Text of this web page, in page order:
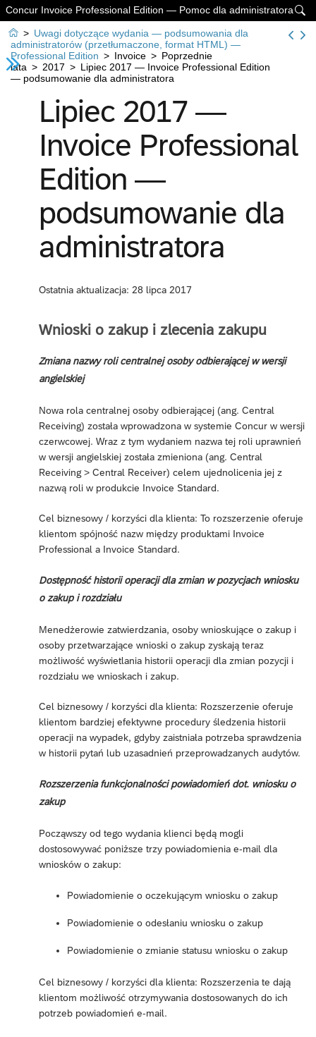

Concur Invoice Professional Edition — Pomoc dla administratora
 > Uwagi dotyczące wydania — podsumowania dla
administratorów (przetłumaczone, format HTML) —
Professional Edition > Invoice > Poprzednie
lata > 2017 > Lipiec 2017 — Invoice Professional Edition
— podsumowanie dla administratora
Lipiec 2017 —
Invoice Professional
Edition —
podsumowanie dla
administratora
Ostatnia aktualizacja: 28 lipca 2017
Wnioski o zakup i zlecenia zakupu
Zmiana nazwy roli centralnej osoby odbierającej w wersji
angielskiej
Nowa rola centralnej osoby odbierającej (ang. Central
Receiving) została wprowadzona w systemie Concur w wersji
czerwcowej. Wraz z tym wydaniem nazwa tej roli uprawnień
w wersji angielskiej została zmieniona (ang. Central
Receiving > Central Receiver) celem ujednolicenia jej z
nazwą roli w produkcie Invoice Standard.
Cel biznesowy / korzyści dla klienta: To rozszerzenie oferuje
klientom spójność nazw między produktami Invoice
Professional a Invoice Standard.
Dostępność historii operacji dla zmian w pozycjach wniosku
o zakup i rozdziału
Menedżerowie zatwierdzania, osoby wnioskujące o zakup i
osoby przetwarzające wnioski o zakup zyskają teraz
możliwość wyświetlania historii operacji dla zmian pozycji i
rozdziału we wnioskach i zakup.
Cel biznesowy / korzyści dla klienta: Rozszerzenie oferuje
klientom bardziej efektywne procedury śledzenia historii
operacji na wypadek, gdyby zaistniała potrzeba sprawdzenia
w historii pytań lub uzasadnień przeprowadzanych audytów.
Rozszerzenia funkcjonalności powiadomień dot. wniosku o
zakup
Począwszy od tego wydania klienci będą mogli
dostosowywać poniższe trzy powiadomienia e-mail dla
wniosków o zakup:
Powiadomienie o oczekującym wniosku o zakup
Powiadomienie o odesłaniu wniosku o zakup
Powiadomienie o zmianie statusu wniosku o zakup
Cel biznesowy / korzyści dla klienta: Rozszerzenia te dają
klientom możliwość otrzymywania dostosowanych do ich
potrzeb powiadomień e-mail.